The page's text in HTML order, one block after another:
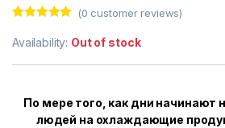
out of 5
customer
(0 customer reviews)
Availability: Out of stock
По мере того, как дни начинают
людей на охлаждающие